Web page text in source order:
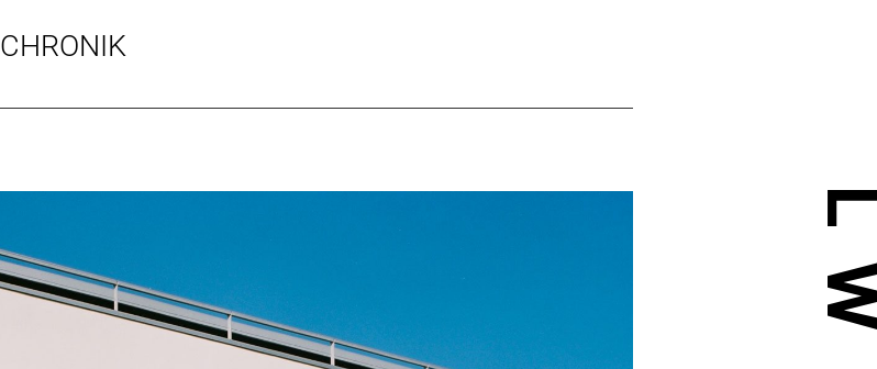
CHRONIK